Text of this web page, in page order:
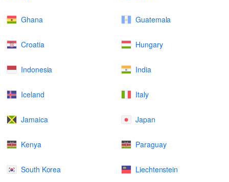
Ghana Guatemala
Croatia Hungary
Indonesia India
Iceland Italy
Jamaica Japan
Kenya Paraguay
South Korea Liechtenstein